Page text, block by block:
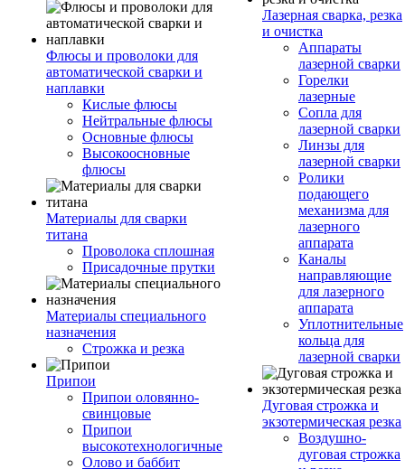
Флюсы и проволоки для
автоматической сварки и
наплавки
Кислые флюсы
Нейтральные флюсы
Основные флюсы
Высокоосновные
флюсы
Материалы для сварки
титана
Проволока сплошная
Присадочные прутки
Материалы специального
назначения
Строжка и резка
Припои
Припои оловянно-
свинцовые
Припои
высокотехнологичные
Олово и баббит
Лазерная сварка, резка
и очистка
Аппараты
лазерной сварки
Горелки
лазерные
Сопла для
лазерной сварки
Линзы для
лазерной сварки
Ролики
подающего
механизма для
лазерного
аппарата
Каналы
направляющие
для лазерного
аппарата
Уплотнительные
кольца для
лазерной сварки
Дуговая строжка и
экзотермическая резка
Воздушно-
дуговая строжка